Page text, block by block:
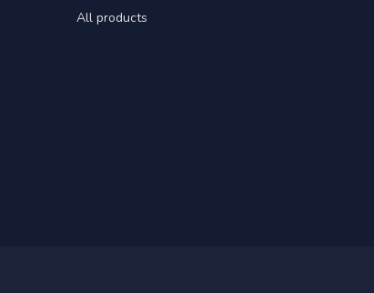
All products